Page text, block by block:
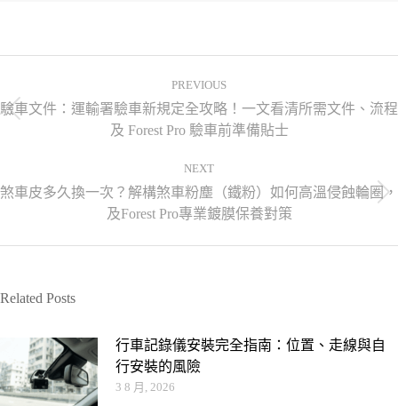
PREVIOUS
驗車文件：運輸署驗車新規定全攻略！一文看清所需文件、流程
及 Forest Pro 驗車前準備貼士
NEXT
煞車皮多久換一次？解構煞車粉塵（鐵粉）如何高溫侵蝕輪圈，
及Forest Pro專業鍍膜保養對策
Related Posts
行車記錄儀安裝完全指南：位置、走線與自
行安裝的風險
3 8 月, 2026